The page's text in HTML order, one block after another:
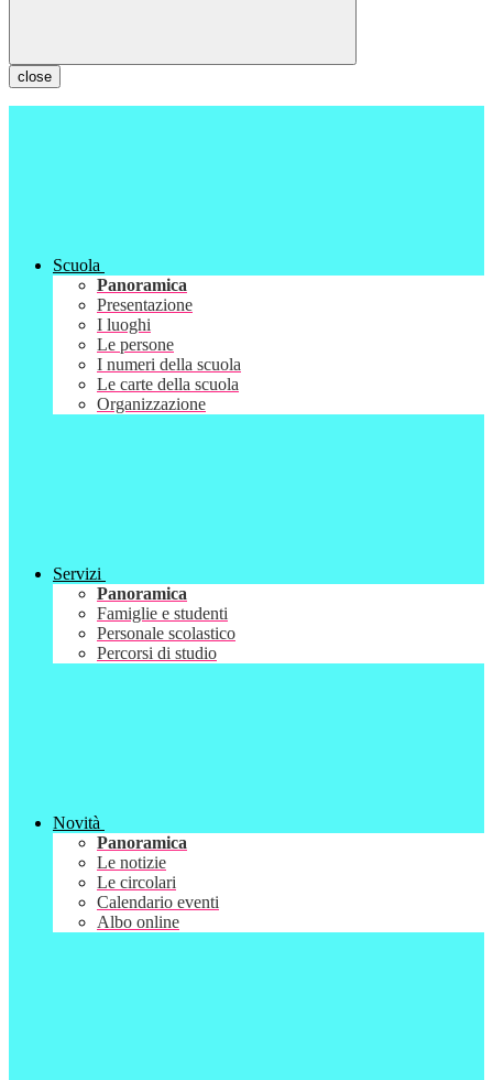
close
Scuola
Panoramica
Presentazione
I luoghi
Le persone
I numeri della scuola
Le carte della scuola
Organizzazione
Servizi
Panoramica
Famiglie e studenti
Personale scolastico
Percorsi di studio
Novità
Panoramica
Le notizie
Le circolari
Calendario eventi
Albo online